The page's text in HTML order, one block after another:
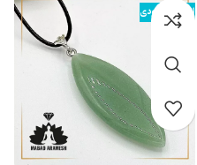
اتمام موجودی